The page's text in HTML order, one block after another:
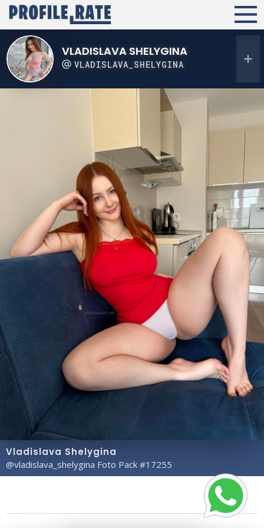
VLADISLAVA SHELYGINA
VLADISLAVA_SHELYGINA
Vladislava Shelygina
@vladislava_shelygina Foto Pack #17255